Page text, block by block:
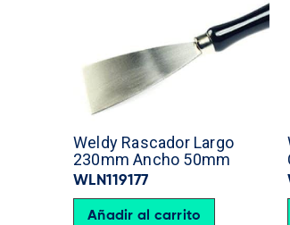
Weldy Rascador Largo
230mm Ancho 50mm
WLN119177
Añadir al carrito